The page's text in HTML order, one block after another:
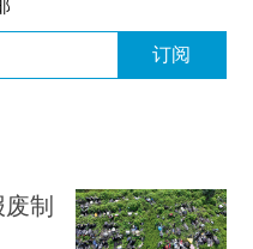
蓝色水体”
毁，百余米墙体塌陷”
态势
件
订阅
制